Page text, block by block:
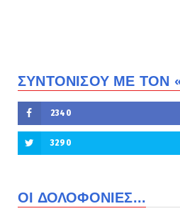
ΣΥΝΤΟΝΙΣΟΥ ΜΕ ΤΟΝ
2340
3290
ΟΙ ΔΟΛΟΦΟΝΙΕΣ...